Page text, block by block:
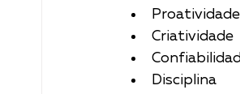
Proatividade
Criatividade
Disciplina